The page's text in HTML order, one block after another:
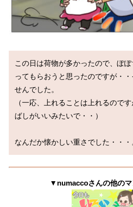
この日は荷物が多かったので、ぽ
ってもらおうと思ったのですが・
せんでした。
（一応、上れることは上れるので
ばしがいいみたいで・・）
▼numaccoさんの他の